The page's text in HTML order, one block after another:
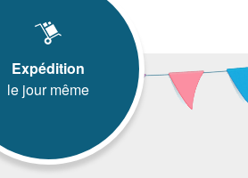
Expédition
le jour même